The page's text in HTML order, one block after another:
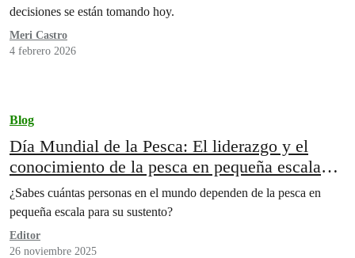
decisiones se están tomando hoy.
Meri Castro
4 febrero 2026
Blog
Día Mundial de la Pesca: El liderazgo y el
conocimiento de la pesca en pequeña escala
son vitales para garantizar océanos saludables
¿Sabes cuántas personas en el mundo dependen de la pesca en
pequeña escala para su sustento?
Editor
26 noviembre 2025